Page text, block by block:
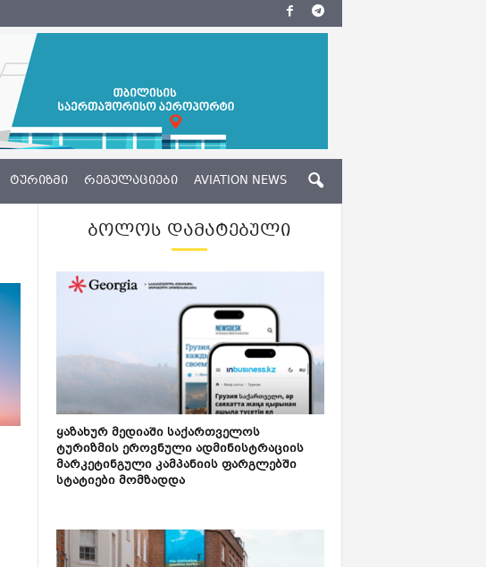
ᲢᲣᲠᲘᲖᲛᲘ ᲠᲔᲒᲣᲚᲐᲪᲘᲔᲑᲘ AVIATION NEWS
ᲑᲝᲚᲝᲡ ᲓᲐᲛᲐᲢᲔᲑᲣᲚᲘ
ყაზახურ მედიაში საქართველოს
ტურიზმის ეროვნული ადმინისტრაციის
მარკეტინგული კამპანიის ფარგლებში
სტატიები მომზადდა